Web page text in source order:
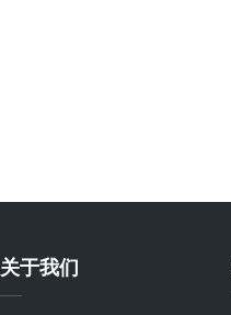
关于我们